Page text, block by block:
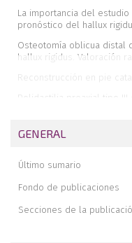
La importancia del
pronóstico del hallux
Osteotomía oblicua distal
hallux rigidus. Valoración
Reconstrucción en pie
Polidactilia preaxial tipo
Doble osteotomía de
Memoria de la realización
Pie y Tobillo en Barcelona
Hospital Universitario
GENERAL
Último sumario
Fondo de publicaciones
Secciones de la